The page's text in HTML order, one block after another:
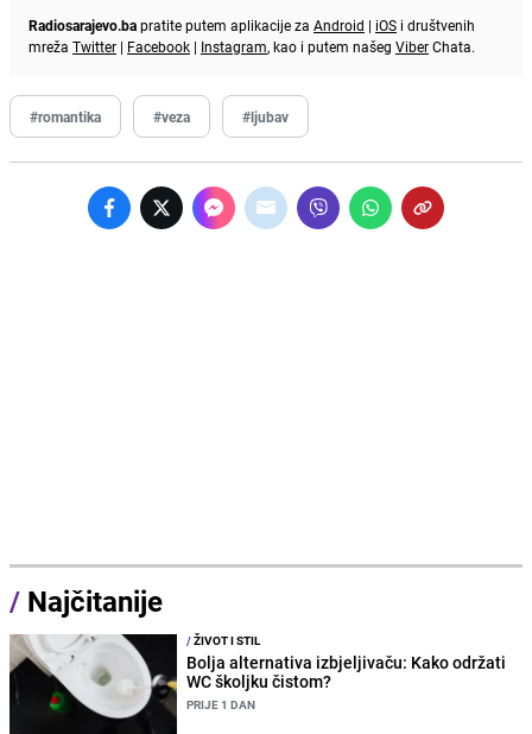
Radiosarajevo.bapratite putem aplikacije za Android | iOS i društvenih
mreža Twitter | Facebook | Instagram, kao i putem našeg ViberChata.
#romantika #veza #ljubav
/ Najčitanije
/ŽIVOT I STIL
Bolja alternativa izbjeljivaču: Kako održati
WC školjku čistom?
PRIJE 1 DAN